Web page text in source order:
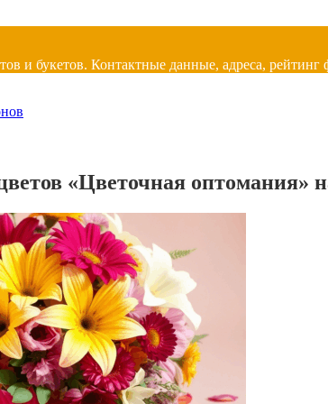
и букетов. Контактные данные, адреса,
«Цветочная оптомания»